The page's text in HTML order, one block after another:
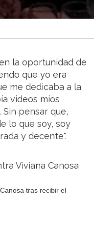
la oportunidad de
que yo era
me dedicaba a la
videos míos
pensar que,
lo que soy, soy
y decente".
tras recibir el